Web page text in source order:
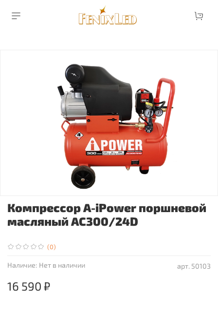
(0)
арт. 50103
Наличие: Нет в наличии
Компрессор A-iPower поршневой
масляный AC300/24D
16 590 ₽